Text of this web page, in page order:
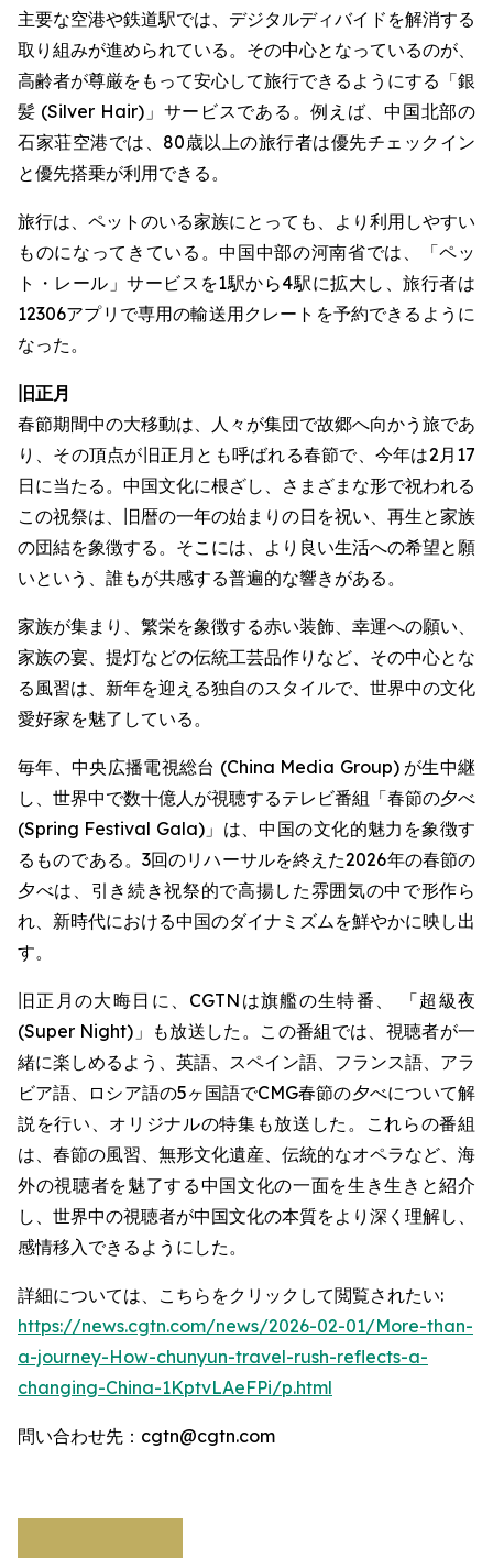
主要な空港や鉄道駅では、デジタルディバイドを解消する
取り組みが進められている。その中心となっているのが、
高齢者が尊厳をもって安心して旅行できるようにする「銀
髪 (Silver Hair)」サービスである。例えば、中国北部の
石家荘空港では、80歳以上の旅行者は優先チェックイン
と優先搭乗が利用できる。
旅行は、ペットのいる家族にとっても、より利用しやすい
ものになってきている。中国中部の河南省では、「ペッ
ト・レール」サービスを1駅から4駅に拡大し、旅行者は
12306アプリで専用の輸送用クレートを予約できるように
なった。
旧正月
春節期間中の大移動は、人々が集団で故郷へ向かう旅であ
り、その頂点が旧正月とも呼ばれる春節で、今年は2月17
日に当たる。中国文化に根ざし、さまざまな形で祝われる
この祝祭は、旧暦の一年の始まりの日を祝い、再生と家族
の団結を象徴する。そこには、より良い生活への希望と願
いという、誰もが共感する普遍的な響きがある。
家族が集まり、繁栄を象徴する赤い装飾、幸運への願い、
家族の宴、提灯などの伝統工芸品作りなど、その中心とな
る風習は、新年を迎える独自のスタイルで、世界中の文化
愛好家を魅了している。
毎年、中央広播電視総台 (China Media Group) が生中継
し、世界中で数十億人が視聴するテレビ番組「春節の夕べ
(Spring Festival Gala)」は、中国の文化的魅力を象徴す
るものである。3回のリハーサルを終えた2026年の春節の
夕べは、引き続き祝祭的で高揚した雰囲気の中で形作ら
れ、新時代における中国のダイナミズムを鮮やかに映し出
す。
旧正月の大晦日に、CGTNは旗艦の生特番、 「超級夜
(Super Night)」も放送した。この番組では、視聴者が一
緒に楽しめるよう、英語、スペイン語、フランス語、アラ
ビア語、ロシア語の5ヶ国語でCMG春節の夕べについて解
説を行い、オリジナルの特集も放送した。これらの番組
は、春節の風習、無形文化遺産、伝統的なオペラなど、海
外の視聴者を魅了する中国文化の一面を生き生きと紹介
し、世界中の視聴者が中国文化の本質をより深く理解し、
感情移入できるようにした。
詳細については、こちらをクリックして閲覧されたい:
https://news.cgtn.com/news/2026-02-01/More-than-
a-journey-How-chunyun-travel-rush-reflects-a-
changing-China-1KptvLAeFPi/p.html
問い合わせ先：cgtn@cgtn.com